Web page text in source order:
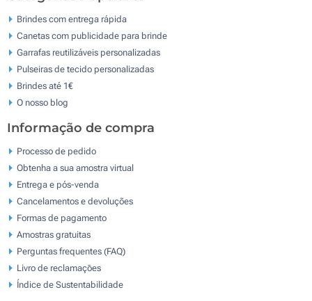
Brindes com entrega rápida
Canetas com publicidade para brinde
Garrafas reutilizáveis personalizadas
Pulseiras de tecido personalizadas
Brindes até 1€
O nosso blog
Informação de compra
Processo de pedido
Obtenha a sua amostra virtual
Entrega e pós-venda
Cancelamentos e devoluções
Formas de pagamento
Amostras gratuitas
Perguntas frequentes (FAQ)
Livro de reclamaçōes
Índice de Sustentabilidade